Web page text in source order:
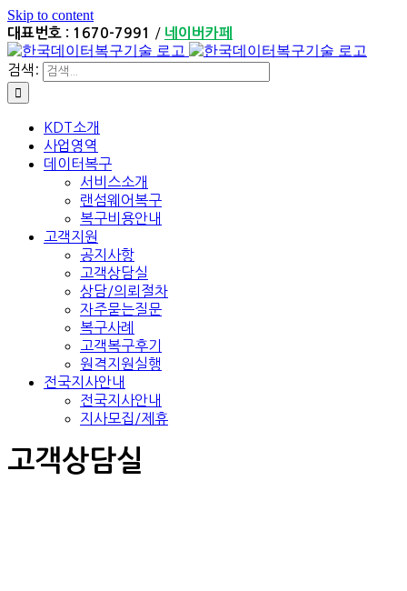
Skip to content
대표번호 : 1670-7991 / 네이버카페
검색:
KDT소개
사업영역
데이터복구
서비스소개
랜섬웨어복구
복구비용안내
고객지원
공지사항
고객상담실
상담/의뢰절차
자주묻는질문
복구사례
고객복구후기
원격지원실행
전국지사안내
전국지사안내
지사모집/제휴
고객상담실